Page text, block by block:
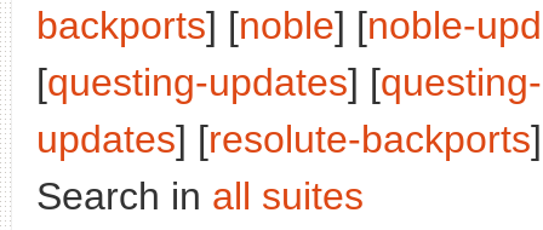
backports] [noble] [noble-
[questing-updates] [
updates] [resolute-backports
Search in all suites